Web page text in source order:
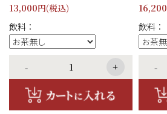
13,000円(税込)
飲料：
- +
16,200
飲料：
-